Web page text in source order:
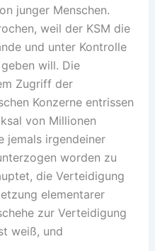
junger Menschen.
weil der KSM die
und unter Kontrolle
will. Die
Zugriff der
Konzerne entrissen
von Millionen
jemals irgendeiner
worden zu
die Verteidigung
elementarer
zur Verteidigung
weiß, und